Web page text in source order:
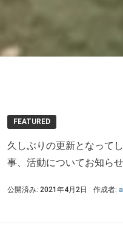
久しぶりの更新となって
事、活動についてお知ら
公開済み: 2021年4月2日 作成者: